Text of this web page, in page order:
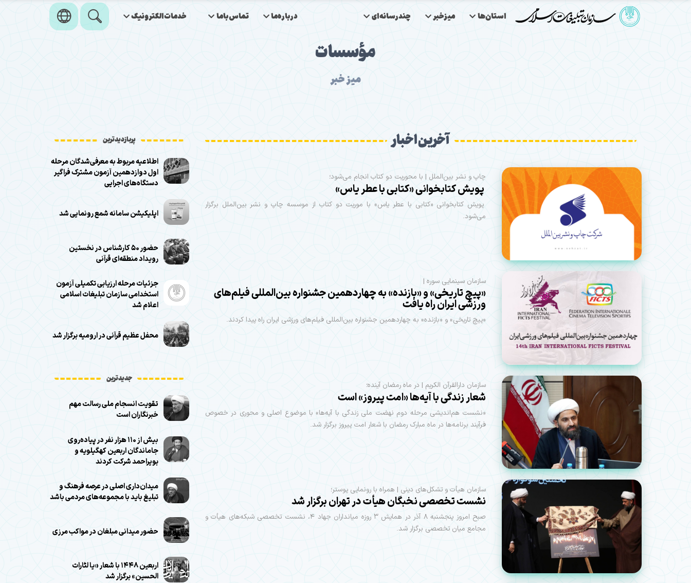
استان‌ها میزخبر چندرسانه‌ای درباره‌ما تماس‌باما خدمات‌الکترونیک
مؤسسات
میز خبر
آخرین اخبار
چاپ و نشر بین‌الملل | با محوریت دو کتاب انجام می‌شود؛
پویش کتابخوانی «کتابی با عطر یاس»
پویش کتابخوانی «کتابی با عطر یاس» با موریت دو کتاب از موسسه چاپ و نشر بین‌الملل برگزار
می‌شود.
سازمان سینمایی سوره |
«پیچ تاریخی» و «بازنده» به چهاردهمین جشنواره بین‌المللی فیلم‌های
ورزشی ایران راه یافت
«پیچ تاریخی» و «بازنده» به چهاردهمین جشنواره بین‌المللی فیلم‌های ورزشی ایران راه پیدا کردند.
سازمان دارالقرآن الکریم | در ماه رمضان آینده؛
شعار زندگی با آیه‌ها «امت پیروز» است
«نشست هم‌اندیشی مرحله دوم نهضت ملی زندگی با آیه‌ها» با موضوع اصلی و محوری در خصوص
فرآیند برنامه‌ها در ماه مبارک رمضان با شعار امت پیروز برگزار شد.
سازمان هیأت و تشکل‌های دینی | همراه با رونمایی پوستر؛
نشست تخصصی نخبگان هیأت در تهران برگزار شد
صبح امروز پنجشنبه ۸ آذر در همایش ۳ روزه میانداران جهاد ۴، نشست تخصصی شبکه‌های هیأت و
مجامع میان تخصصی برگزار شد.
پربازدیدترین
اطلاعیه مربوط به معرفی‌شدگان مرحله
اول دوازدهمین آزمون مشترک فراگیر
دستگاه‌های اجرایی
اپلیکیشن سامانه شمع رونمایی شد
حضور ۵۰ کارشناس در نخستین
رویداد منطقه‌ای قرآنی
جزئیات مرحله ارزیابی تکمیلی آزمون
استخدامی سازمان تبلیغات اسلامی
اعلام شد
محفل عظیم قرآنی در ارومیه برگزار شد
جدیدترین
تقویت انسجام ملی رسالت مهم
خبرنگاران است
بیش از ۱۱۰ هزار نفر در پیاده‌روی
جاماندگان اربعین کهگیلویه و
بویراحمد شرکت کردند
میدان‌داری اصلی در عرصه فرهنگ و
تبلیغ باید با مجموعه‌های مردمی باشد
حضور میدانی مبلغان در مواکب مرزی
اربعین ۱۴۴۸ با شعار «یا لثارات
الحسین» برگزار شد